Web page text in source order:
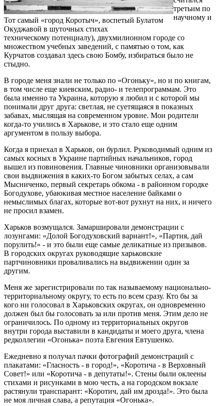
Тот самый «город Коротыч», воспетый Булатом
Окуджавой в шуточных стихах
третьим по
научному и
техническому потенциалу), двухмилионном городе со
множеством учебных заведений, с памятью о том, как
Курчатов создавал здесь свою Бомбу, избираться было не
стыдно.
В городе меня знали не только по «Огоньку», но и по книгам,
в том числе еще киевским, радио- и телепрограммам. Это
была именно та Украина, которую я любил и с которой мы
понимали друг друга: светлая, не суетящаяся в показных
забавах, мыслящая на современном уровне. Мои родители
когда-то учились в Харькове, и это стало еще одним
аргументом в пользу выбора.
Когда я приехал в Харьков, он бурлил. Руководимый одним из
самых косных в Украине партийных начальников, город
вышел из повиновения. Главные чиновники организовывали
свои выдвижения в каких-то Богом забытых селах, а сам
Мысниченко, первый секретарь обкома - в районном городке
Богодухове, убаюкивая местное население байками о
немыслимых благах, которые вот-вот рухнут на них, и ничего
не просил взамен.
Харьков возмущался. Замаршировали демонстрации с
лозунгами: «Долой Богодуховский вариант!», «Партия, дай
порулить!» - и это были еще самые деликатные из призывов.
В городских округах руководящие харьковские
партчиновники проваливались на выдвижении один за
другим.
Меня же зарегистрировали по так называемому национально-
территориальному округу, то есть по всем сразу. Кто бы за
кого ни голосовал в Харьковских округах, он одновременно
должен был бы голосовать за или против меня. Этим дело не
ограничилось. По одному из территориальных округов
внутри города выставили в кандидаты и моего друга, члена
редколлегии «Огонька» поэта Евгения Евтушенко.
Ежедневно я получал пачки фотографий демонстраций с
плакатами: «Гласность - в город!», «Коротича - в Верховный
Совет!» или «Коротича - в депутаты!». Стены были оклеены
стихами и рисунками в мою честь, а на городском вокзале
растянули транспарант: «Коротич, дай им дрозда!». Это была
не моя личная слава, а репутация «Огонька».